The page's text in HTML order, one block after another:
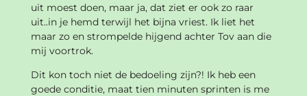
uit moest doen, maar ja, dat ziet er ook zo raar
uit..in je hemd terwijl het bijna vriest. Ik liet het
maar zo en strompelde hijgend achter Tov aan die
mij voortrok.
Dit kon toch niet de bedoeling zijn?! Ik heb een
goede conditie, maat tien minuten sprinten is me